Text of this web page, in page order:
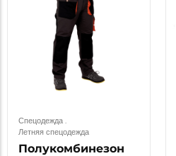
Спецодежда.
Летняя спецодежда
Полукомбинезон